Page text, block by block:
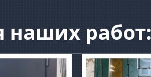
наших работ: